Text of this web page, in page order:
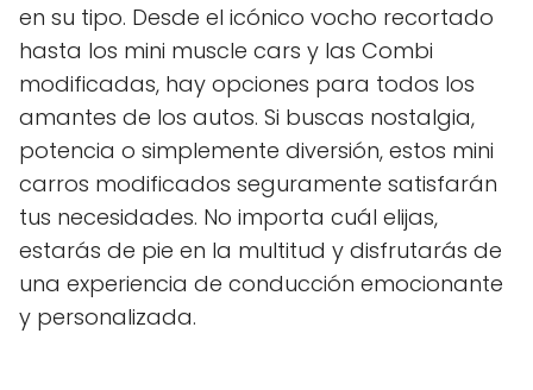
en su tipo. Desde el icónico vocho recortado
hasta los mini muscle cars y las Combi
modificadas, hay opciones para todos los
amantes de los autos. Si buscas nostalgia,
potencia o simplemente diversión, estos mini
carros modificados seguramente satisfarán
tus necesidades. No importa cuál elijas,
estarás de pie en la multitud y disfrutarás de
una experiencia de conducción emocionante
y personalizada.